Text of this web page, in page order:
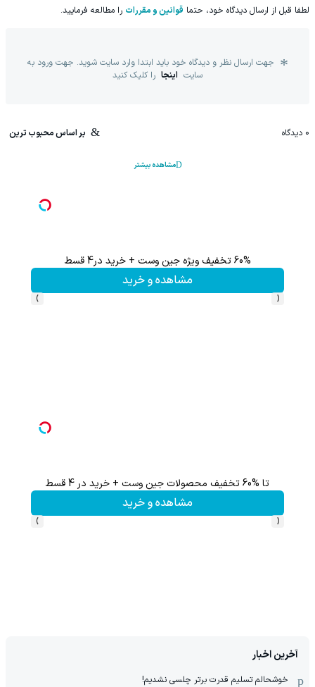
لطفا قبل از ارسال دیدگاه خود، حتما قوانین و مقررات را مطالعه فرمایید.
جهت ارسال نظر و دیدگاه خود باید ابتدا وارد سایت شوید. جهت ورود به
سایت اینجا را کلیک کنید
0 دیدگاه بر اساس محبوب ترین
مشاهده بیشتر
60% تخفیف ویژه جین وست + خرید در4 قسط
مشاهده و خرید
‹
›
تا %60 تخفیف محصولات جین وست + خرید در 4 قسط
مشاهده و خرید
‹
›
آخرین اخبار
خوشحالم تسلیم قدرت برتر چلسی نشدیم!